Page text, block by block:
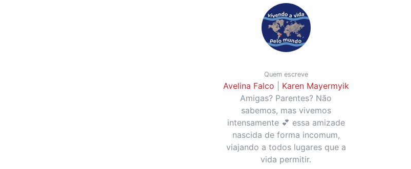
Quem escreve
Avelina Falco
Karen Mayermyik
Amigas? Parentes? Não
sabemos, mas vivemos
intensamente 💕 essa amizade
nascida de forma incomum,
viajando a todos lugares que a
vida permitir.